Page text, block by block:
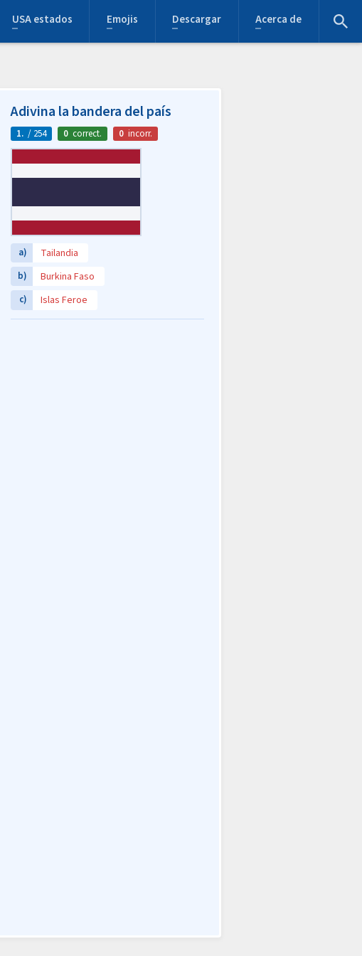
USA estados Emojis Descargar Acerca de
Adivina la bandera del país
1. / 254 0 correct. 0 incorr.
a) Tailandia
b) Burkina Faso
c) Islas Feroe